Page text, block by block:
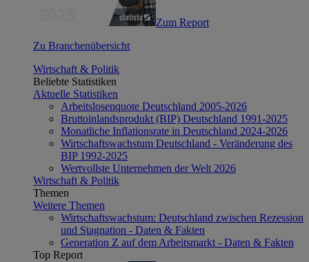
Zum Report
Zu Branchenübersicht
Wirtschaft & Politik
Beliebte Statistiken
Aktuelle Statistiken
Arbeitslosenquote Deutschland 2005-2026
Bruttoinlandsprodukt (BIP) Deutschland 1991-2025
Monatliche Inflationsrate in Deutschland 2024-2026
Wirtschaftswachstum Deutschland - Veränderung des
BIP 1992-2025
Wertvollste Unternehmen der Welt 2026
Wirtschaft & Politik
Themen
Weitere Themen
Wirtschaftswachstum: Deutschland zwischen Rezession
und Stagnation - Daten & Fakten
Generation Z auf dem Arbeitsmarkt - Daten & Fakten
Top Report